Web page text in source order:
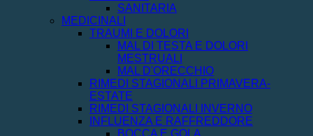
SANITARIA
MEDICINALI
TRAUMI E DOLORI
MAL DI TESTA E DOLORI
MESTRUALI
MAL D'ORECCHIO
RIMEDI STAGIONALI PRIMAVERA-
ESTATE
RIMEDI STAGIONALI INVERNO
INFLUENZA E RAFFREDDORE